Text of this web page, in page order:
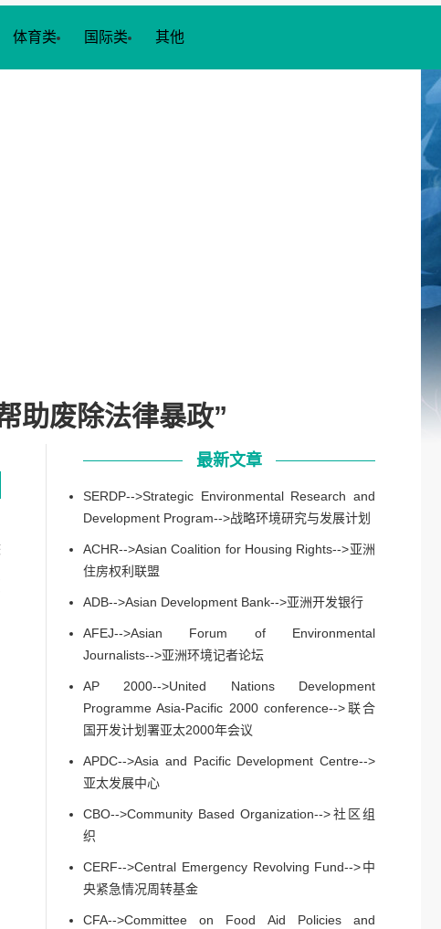
体育类 国际类 其他
助废除法律暴政”
最新文章
SERDP-->Strategic Environmental Research and
Development Program-->战略环境研究与发展计划
ACHR-->Asian Coalition for Housing Rights-->亚洲
住房权利联盟
ADB-->Asian Development Bank-->亚洲开发银行
AFEJ-->Asian Forum of Environmental
Journalists-->亚洲环境记者论坛
AP 2000-->United Nations Development
Programme Asia-Pacific 2000 conference-->联合
国开发计划署亚太2000年会议
APDC-->Asia and Pacific Development Centre-->
亚太发展中心
CBO-->Community Based Organization-->社区组
织
CERF-->Central Emergency Revolving Fund-->中
央紧急情况周转基金
CFA-->Committee on Food Aid Policies and